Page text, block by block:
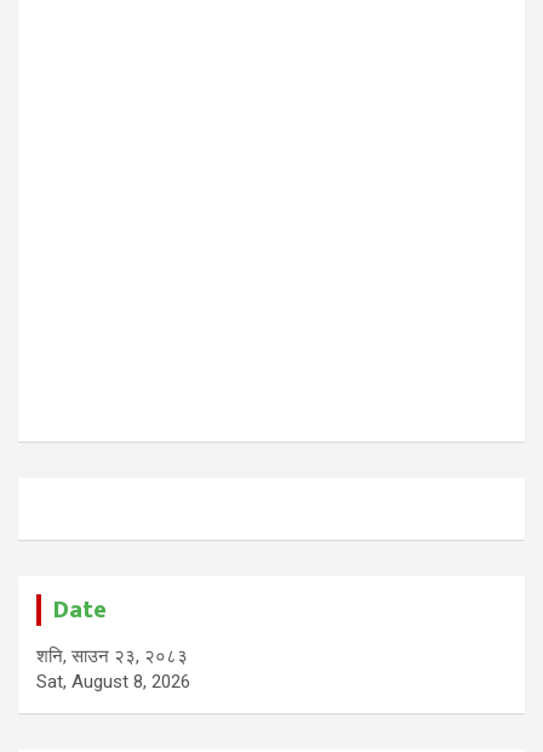
Date
शनि, साउन २३, २०८३
Sat, August 8, 2026